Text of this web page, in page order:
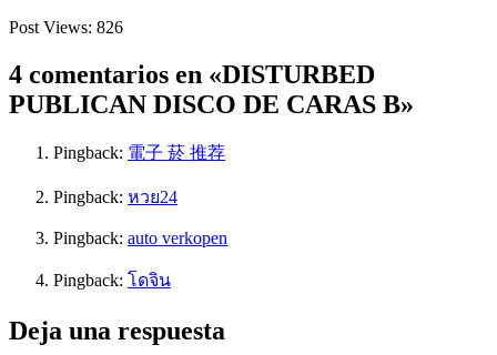
Post Views: 826
4 comentarios en «DISTURBED
PUBLICAN DISCO DE CARAS B»
Pingback: 電子 菸 推荐
Pingback: หวย24
Pingback: auto verkopen
Pingback: โดจิน
Deja una respuesta